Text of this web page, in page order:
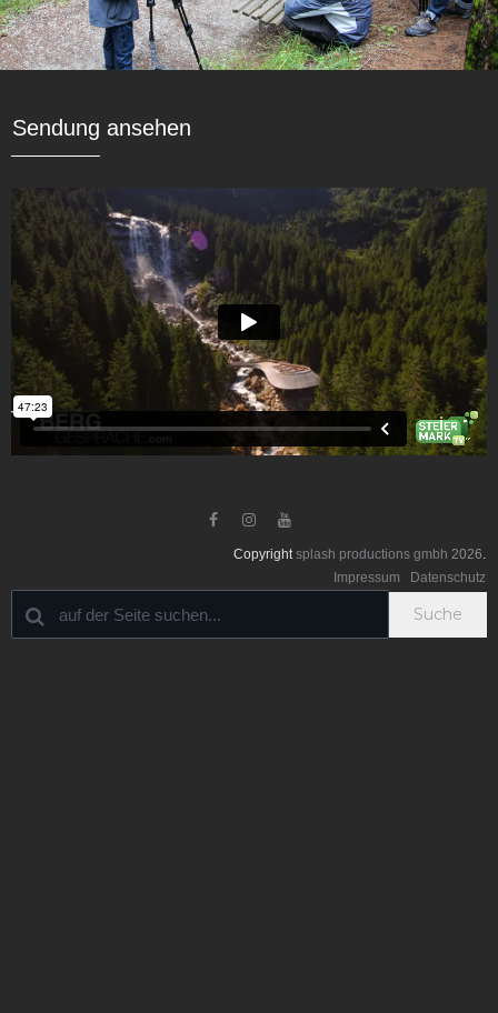
Sendung ansehen
  
Copyrightsplash productions gmbh 2026.
Impressum
Datenschutz
Suche